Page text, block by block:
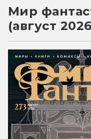
Мир
(август